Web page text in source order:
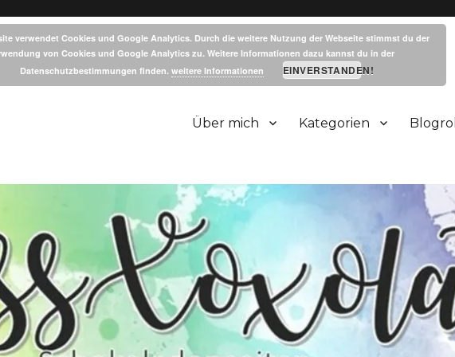
Über mich Kategorien Blogroll
verwendet Cookies und Google Analytics. Durch die weitere Nutzung der Webseite stimmst du der
von Cookies und Google Analytics zu. Weitere Informationen dazu kannst du in der
Datenschutzbestimmungen finden. weitere Informationen EINVERSTANDEN!